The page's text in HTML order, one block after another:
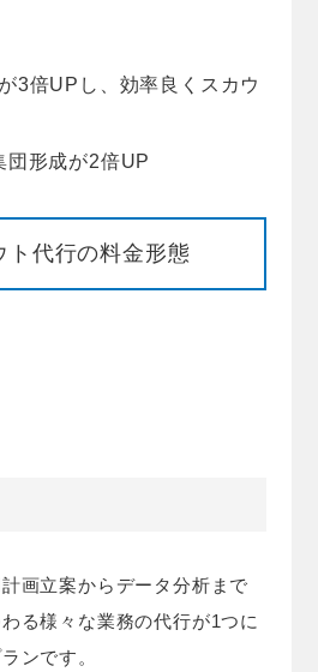
3倍UPし、効率良くスカウ
団形成が2倍UP
ト代行の料金形態
画立案からデータ分析まで
る様々な業務の代行が1つに
ンです。